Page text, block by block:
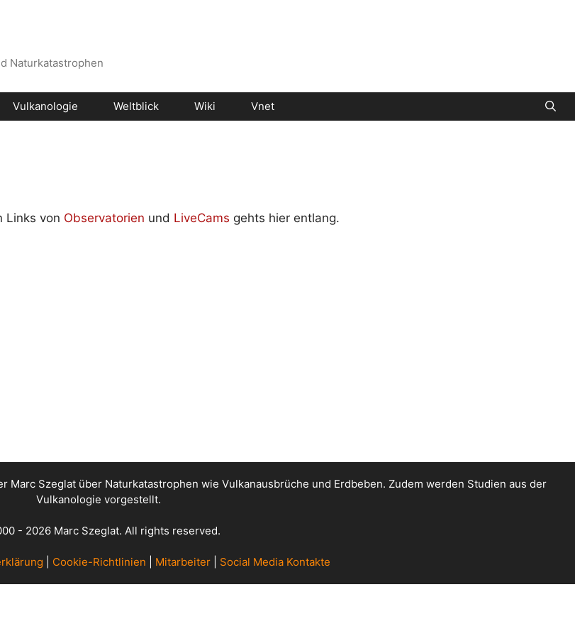
Naturkatastrophen
Vulkanologie Weltblick Wiki Vnet
Links von Observatorien und LiveCams gehts hier entlang.
Szeglat über Naturkatastrophen wie Vulkanausbrüche und Erdbeben. Zudem werden Studien aus der
Vulkanologie vorgestellt.
- 2026 Marc Szeglat. All rights reserved.
Cookie-Richtlinien Mitarbeiter Social Media Kontakte